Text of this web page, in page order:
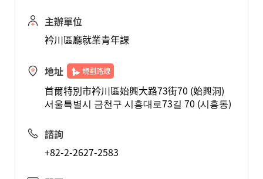
主辦單位
衿川區廳就業青年課
地址 規劃路線
首爾特別市衿川區始興大路73街70 (始興洞)
서울특별시 금천구 시흥대로73길 70 (시흥동)
諮詢
+82-2-2627-2583